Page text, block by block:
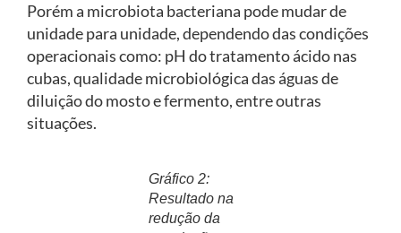
Porém a microbiota bacteriana pode mudar de
unidade para unidade, dependendo das condições
operacionais como: pH do tratamento ácido nas
cubas, qualidade microbiológica das águas de
diluição do mosto e fermento, entre outras
situações.
Gráfico 2:
Resultado na
redução da